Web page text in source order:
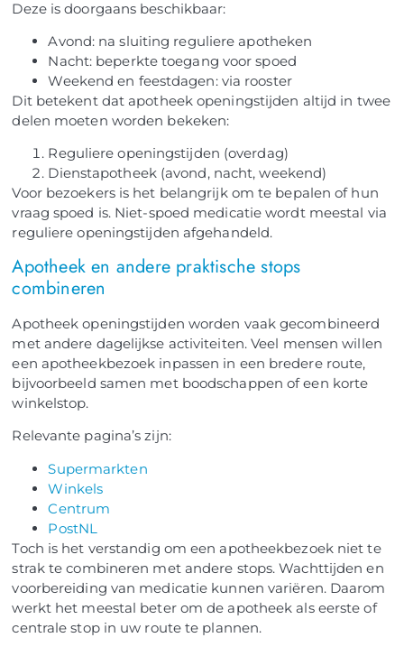
Deze is doorgaans beschikbaar:
Avond: na sluiting reguliere apotheken
Nacht: beperkte toegang voor spoed
Weekend en feestdagen: via rooster
Dit betekent dat apotheek openingstijden altijd in twee
delen moeten worden bekeken:
Reguliere openingstijden (overdag)
Dienstapotheek (avond, nacht, weekend)
Voor bezoekers is het belangrijk om te bepalen of hun
vraag spoed is. Niet-spoed medicatie wordt meestal via
reguliere openingstijden afgehandeld.
Apotheek en andere praktische stops
combineren
Apotheek openingstijden worden vaak gecombineerd
met andere dagelijkse activiteiten. Veel mensen willen
een apotheekbezoek inpassen in een bredere route,
bijvoorbeeld samen met boodschappen of een korte
winkelstop.
Relevante pagina’s zijn:
Supermarkten
Winkels
Centrum
PostNL
Toch is het verstandig om een apotheekbezoek niet te
strak te combineren met andere stops. Wachttijden en
voorbereiding van medicatie kunnen variëren. Daarom
werkt het meestal beter om de apotheek als eerste of
centrale stop in uw route te plannen.